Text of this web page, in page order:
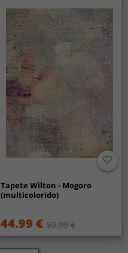
Tapete Wilton - Mogoro
(multicolorido)
44.99 € 59.99 €